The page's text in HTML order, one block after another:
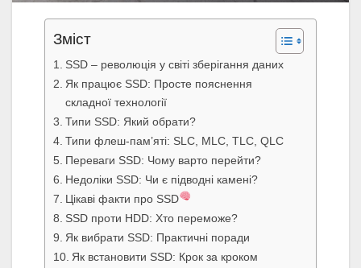
Зміст
SSD – революція у світі зберігання даних
Як працює SSD: Просте пояснення
складної технології
Типи SSD: Який обрати?
Типи флеш-пам’яті: SLC, MLC, TLC, QLC
Переваги SSD: Чому варто перейти?
Недоліки SSD: Чи є підводні камені?
Цікаві факти про SSD
SSD проти HDD: Хто переможе?
Як вибрати SSD: Практичні поради
Як встановити SSD: Крок за кроком